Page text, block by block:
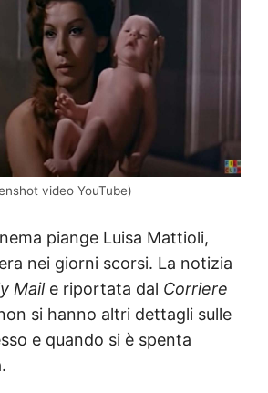
video YouTube)
piange Luisa Mattioli,
nei giorni scorsi. La notizia
Maile riportata dal Corriere
si hanno altri dettagli sulle
e quando si è spenta